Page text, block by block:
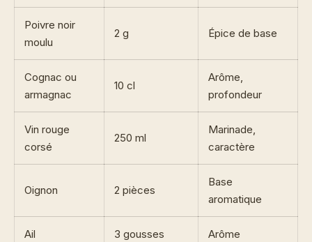
Poivre noir
moulu
2 g Épice de base
Cognac ou
armagnac
10 cl
Arôme,
profondeur
Vin rouge
corsé
250 ml
Marinade,
caractère
Oignon 2 pièces
Base
aromatique
Ail 3 gousses Arôme